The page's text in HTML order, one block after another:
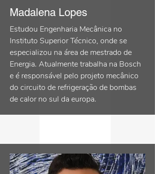
Madalena Lopes
Estudou Engenharia Mecânica no
Instituto Superior Técnico, onde se
especializou na área de mestrado de
Energia. Atualmente trabalha na Bosch
e é responsável pelo projeto mecânico
do circuito de refrigeração de bombas
de calor no sul da europa.